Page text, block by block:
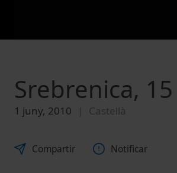
Srebrenica,
1 juny, 2010 Castellà
Compartir Notificar